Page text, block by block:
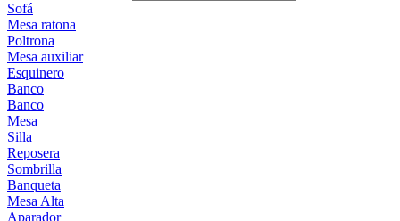
Sofá
Mesa ratona
Poltrona
Mesa auxiliar
Esquinero
Banco
Banco
Mesa
Silla
Reposera
Sombrilla
Banqueta
Mesa Alta
Aparador